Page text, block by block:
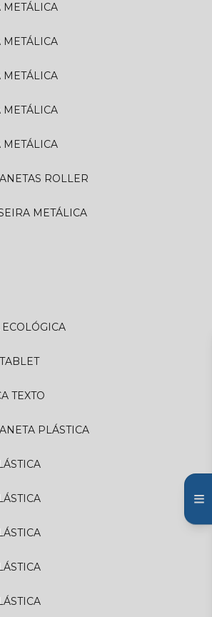
METÁLICA
METÁLICA
METÁLICA
METÁLICA
METÁLICA
ROLLER
METÁLICA
ECOLÓGICA
TEXTO
CANETA PLÁSTICA